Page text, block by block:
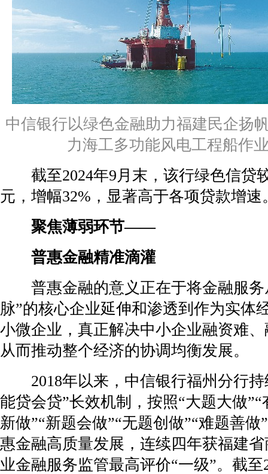
中信银行以绿色金融助力福建民企扬
力海工多功能风电工程船作
截至2024年9月末，该行绿色信贷
元，增幅32%，显著高于各项贷款增速
聚焦薄弱环节——
普惠金融精准滴灌
普惠金融的意义正在于将金融服务
脉”的核心企业延伸和渗透到作为实体
小微企业，真正解决中小企业融资难
从而推动整个经济的协调均衡发展。
2018年以来，中信银行福州分行持
能贷会贷”长效机制，按照“大题大做”“
新做”“新题会做”“无题创做”“难题善做
惠金融高质量发展，连续四年获福建
业金融服务监管最高评价“一级”。截至